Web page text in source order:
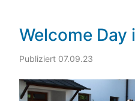
Welcome Day
Publiziert 07.09.23